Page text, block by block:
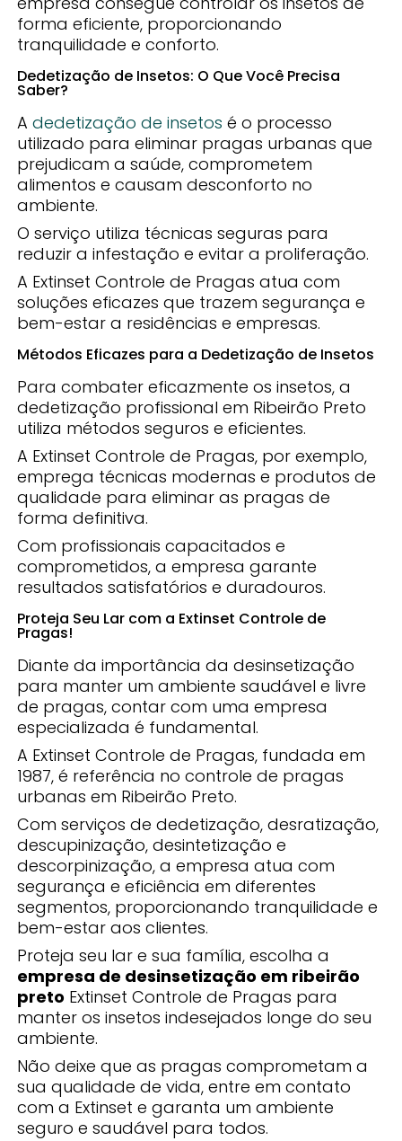
forma eficiente, proporcionando
tranquilidade e conforto.
Dedetização de Insetos: O Que Você Precisa
Saber?
Adedetização de insetos é o processo
utilizado para eliminar pragas urbanas que
prejudicam a saúde, comprometem
alimentos e causam desconforto no
ambiente.
O serviço utiliza técnicas seguras para
reduzir a infestação e evitar a proliferação.
A Extinset Controle de Pragas atua com
soluções eficazes que trazem segurança e
bem-estar a residências e empresas.
Métodos Eficazes para a Dedetização de Insetos
Para combater eficazmente os insetos, a
dedetização profissional em Ribeirão Preto
utiliza métodos seguros e eficientes.
A Extinset Controle de Pragas, por exemplo,
emprega técnicas modernas e produtos de
qualidade para eliminar as pragas de
forma definitiva.
Com profissionais capacitados e
comprometidos, a empresa garante
resultados satisfatórios e duradouros.
Proteja Seu Lar com a Extinset Controle de
Pragas!
Diante da importância da desinsetização
para manter um ambiente saudável e livre
de pragas, contar com uma empresa
especializada é fundamental.
A Extinset Controle de Pragas, fundada em
1987, é referência no controle de pragas
urbanas em Ribeirão Preto.
Com serviços de dedetização, desratização,
descupinização, desintetização e
descorpinização, a empresa atua com
segurança e eficiência em diferentes
segmentos, proporcionando tranquilidade e
bem-estar aos clientes.
Proteja seu lar e sua família, escolha a
empresa de desinsetização em ribeirão
preto Extinset Controle de Pragas para
manter os insetos indesejados longe do seu
ambiente.
Não deixe que as pragas comprometam a
sua qualidade de vida, entre em contato
com a Extinset e garanta um ambiente
seguro e saudável para todos.